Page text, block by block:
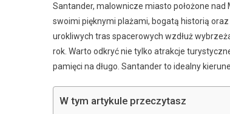
Santander, malownicze miasto położone
swoimi pięknymi plażami, bogatą historią
urokliwych tras spacerowych wzdłuż
rok. Warto odkryć nie tylko atrakcje
pamięci na długo. Santander to idealny
W tym artykule przeczytasz